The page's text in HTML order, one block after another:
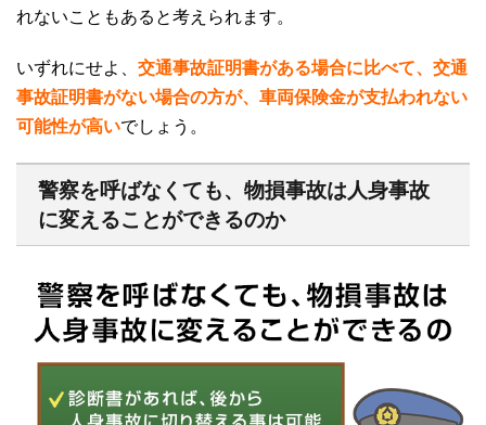
れないこともあると考えられます。
いずれにせよ、 交通事故証明書がある場合に比べて、交通
事故証明書がない場合の方が、車両保険金が支払われない
可能性が高いでしょう。
警察を呼ばなくても、物損事故は人身事故
に変えることができるのか